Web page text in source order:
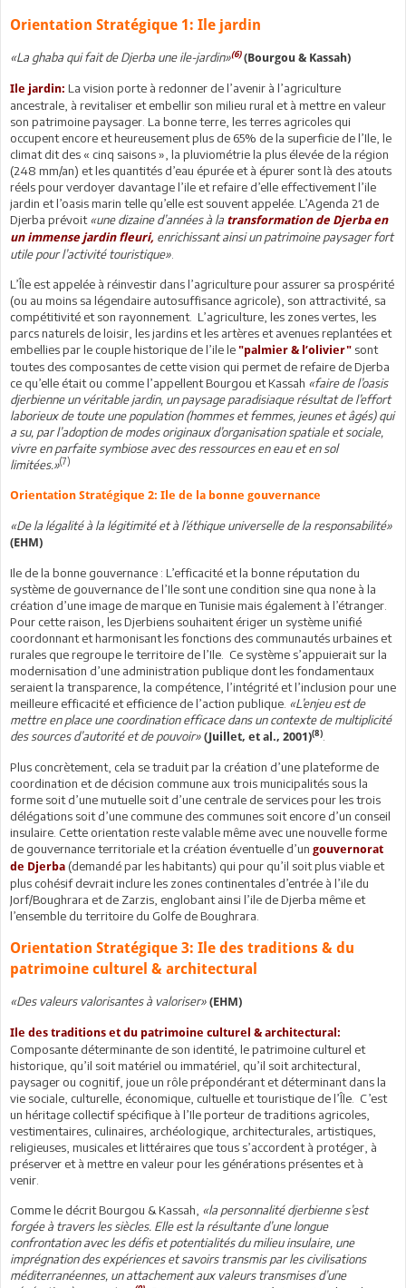
Orientation Stratégique 1: Ile jardin
«La ghaba qui fait de Djerba une ile-jardin»(6) (Bourgou & Kassah)
Ile jardin: La vision porte à redonner de l’avenir à l’agriculture
ancestrale, à revitaliser et embellir son milieu rural et à mettre en valeur
son patrimoine paysager. La bonne terre, les terres agricoles qui
occupent encore et heureusement plus de 65% de la superficie de l’Ile, le
climat dit des « cinq saisons », la pluviométrie la plus élevée de la région
(248 mm/an) et les quantités d’eau épurée et à épurer sont là des atouts
réels pour verdoyer davantage l’ile et refaire d’elle effectivement l’ile
jardin et l’oasis marin telle qu’elle est souvent appelée. L’Agenda 21 de
Djerba prévoit«une dizaine d’années à la transformation de Djerba en
un immense jardin fleuri, enrichissant ainsi un patrimoine paysager fort
utile pour l’activité touristique»
L’Île est appelée à réinvestir dans l’agriculture pour assurer sa prospérité
(ou au moins sa légendaire autosuffisance agricole), son attractivité, sa
compétitivité et son rayonnement. L’agriculture, les zones vertes, les
parcs naturels de loisir, les jardins et les artères et avenues replantées et
embellies par le couple historique de l’ile le "palmier & l’olivier" sont
toutes des composantes de cette vision qui permet de refaire de Djerba
ce qu’elle était ou comme l’appellent Bourgou et Kassah «faire de l’oasis
djerbienne un véritable jardin, un paysage paradisiaque résultat de l’effort
laborieux de toute une population (hommes et femmes, jeunes et âgés) qui
a su, par l’adoption de modes originaux d’organisation spatiale et sociale,
vivre en parfaite symbiose avec des ressources en eau et en sol
limitées.»(7)
Orientation Stratégique 2: Ile de la bonne gouvernance
«De la légalité à la légitimité et à l’éthique universelle de la responsabilité»
(EHM)
Ile de la bonne gouvernance : L’efficacité et la bonne réputation du
système de gouvernance de l’Ile sont une condition sine qua none à la
création d’une image de marque en Tunisie mais également à l’étranger.
Pour cette raison, les Djerbiens souhaitent ériger un système unifié
coordonnant et harmonisant les fonctions des communautés urbaines et
rurales que regroupe le territoire de l’Ile. Ce système s’appuierait sur la
modernisation d’une administration publique dont les fondamentaux
seraient la transparence, la compétence, l’intégrité et l’inclusion pour une
meilleure efficacité et efficience de l’action publique. «L’enjeu est de
mettre en place une coordination efficace dans un contexte de multiplicité
des sources d’autorité et de pouvoir» (Juillet, et al., 2001)(8)
Plus concrètement, cela se traduit par la création d’une plateforme de
coordination et de décision commune aux trois municipalités sous la
forme soit d’une mutuelle soit d’une centrale de services pour les trois
délégations soit d’une commune des communes soit encore d’un conseil
insulaire. Cette orientation reste valable même avec une nouvelle forme
de gouvernance territoriale et la création éventuelle d’un gouvernorat
de Djerba (demandé par les habitants) qui pour qu’il soit plus viable et
plus cohésif devrait inclure les zones continentales d’entrée à l’ile du
Jorf/Boughrara et de Zarzis, englobant ainsi l’ile de Djerba même et
l’ensemble du territoire du Golfe de Boughrara.
Orientation Stratégique 3: Ile des traditions & du
patrimoine culturel & architectural
«Des valeurs valorisantes à valoriser» (EHM)
Ile des traditions et du patrimoine culturel & architectural:
Composante déterminante de son identité, le patrimoine culturel et
historique, qu’il soit matériel ou immatériel, qu’il soit architectural,
paysager ou cognitif, joue un rôle prépondérant et déterminant dans la
vie sociale, culturelle, économique, cultuelle et touristique de l’Île. C’est
un héritage collectif spécifique à l’Ile porteur de traditions agricoles,
vestimentaires, culinaires, archéologique, architecturales, artistiques,
religieuses, musicales et littéraires que tous s’accordent à protéger, à
préserver et à mettre en valeur pour les générations présentes et à
venir.
Comme le décrit Bourgou & Kassah, «la personnalité djerbienne s’est
forgée à travers les siècles. Elle est la résultante d’une longue
confrontation avec les défis et potentialités du milieu insulaire, une
imprégnation des expériences et savoirs transmis par les civilisations
méditerranéennes, un attachement aux valeurs transmises d’une